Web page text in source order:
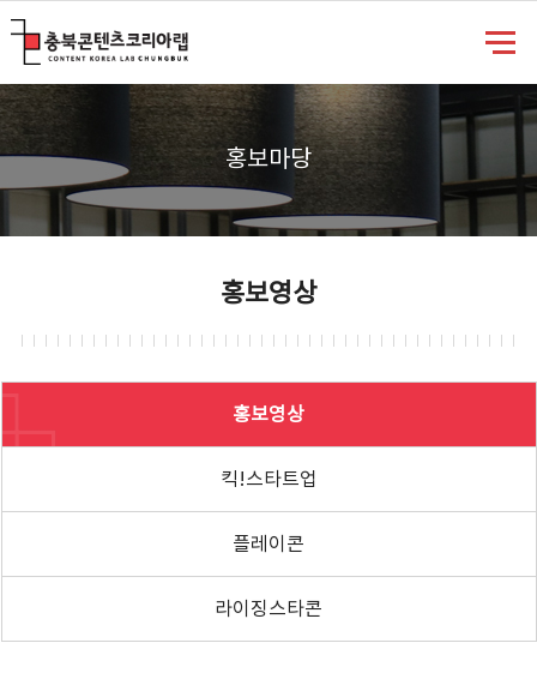
홍보마당
홍보영상
홍보영상
킥!스타트업
플레이콘
라이징스타콘